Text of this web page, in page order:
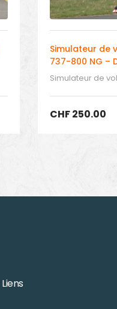
Simulateur de
737-800 NG –
Simulateur de vol
CHF250.00
Liens